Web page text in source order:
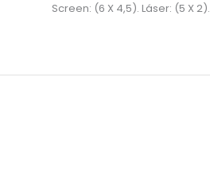
Screen: (6 X 4,5). Láser: (5 X 2).